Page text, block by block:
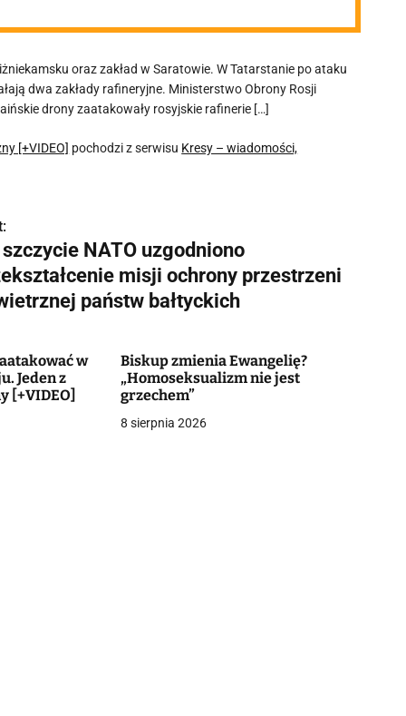
oraz zakład w Saratowie. W Tatarstanie po ataku
dwa zakłady rafineryjne. Ministerstwo Obrony Rosji
drony zaatakowały rosyjskie rafinerie […]
[+VIDEO] pochodzi z serwisu Kresy – wiadomości,
NATO uzgodniono
misji ochrony przestrzeni
państw bałtyckich
w
Jeden z
[+VIDEO]
Biskup zmienia Ewangelię?
„Homoseksualizm nie jest
grzechem”
8 sierpnia 2026